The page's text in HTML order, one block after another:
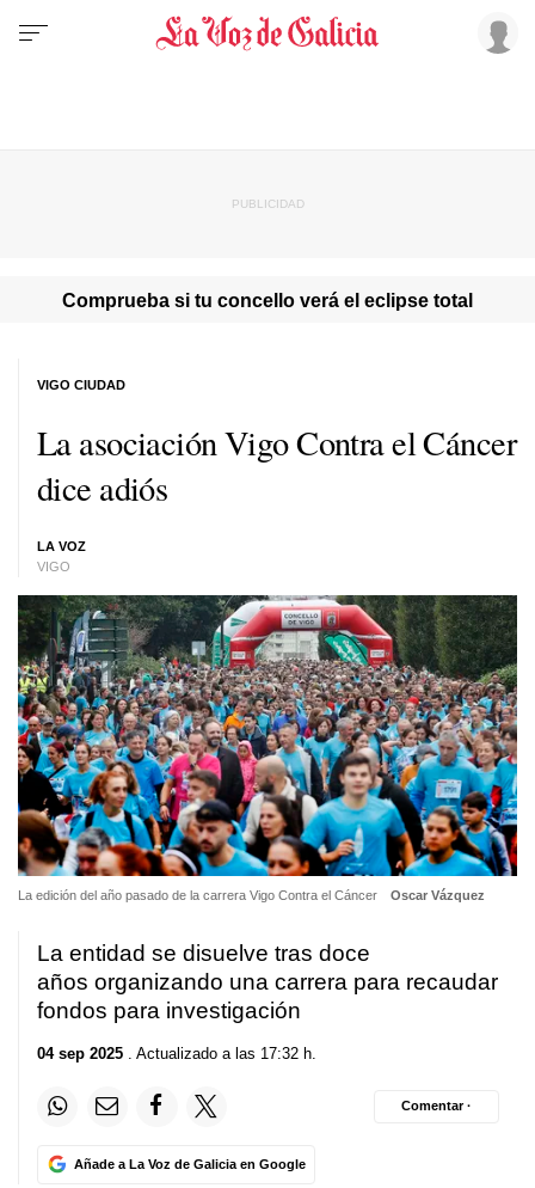
Comprueba si tu concello verá el eclipse total
La asociación Vigo Contra el Cáncer
dice adiós
LA VOZ
VIGO
VIGO CIUDAD
La edición del año pasado de la carrera Vigo Contra el Cáncer Oscar Vázquez
La entidad se disuelve tras doce
años organizando una carrera para recaudar
fondos para investigación
04 sep 2025 . Actualizado a las 17:32 h.
Añade a La Voz de Galicia en Google
Comentar ·